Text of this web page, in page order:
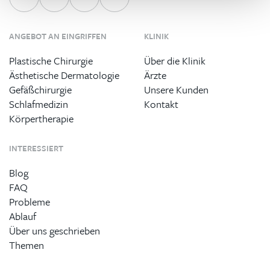
ANGEBOT AN EINGRIFFEN
Plastische Chirurgie
Ästhetische Dermatologie
Gefäßchirurgie
Schlafmedizin
Körpertherapie
KLINIK
Über die Klinik
Ärzte
Unsere Kunden
Kontakt
INTERESSIERT
Blog
FAQ
Probleme
Ablauf
Über uns geschrieben
Themen